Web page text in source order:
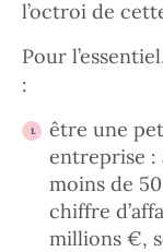
l’octroi de
Pour
:
être une
entreprise :
moins de
chiffre
millions €,